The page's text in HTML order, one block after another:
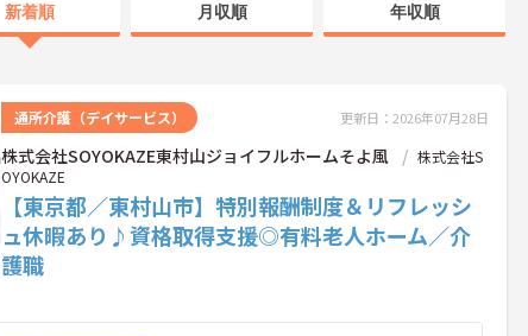
新着順 月収順 年収順
通所介護（デイサービス） 更新日：2026年07月28日
株式会社SOYOKAZE東村山ジョイフルホームそよ風
株式会社S
OYOKAZE
【東京都／東村山市】特別報酬制度＆リフレッシ
ュ休暇あり♪資格取得支援◎有料老人ホーム／介
護職